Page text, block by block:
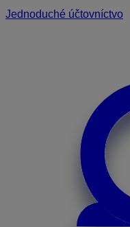
Jednoduché účtovníctvo